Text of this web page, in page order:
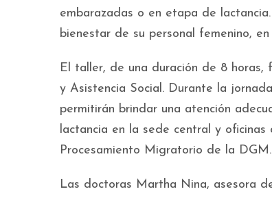
embarazadas o en etapa de
bienestar de su personal femenino,
El taller, de una duración de 8
y Asistencia Social. Durante la
permitirán brindar una atención
lactancia en la sede central y
Procesamiento Migratorio de la DGM.
Las doctoras Martha Nina, asesora